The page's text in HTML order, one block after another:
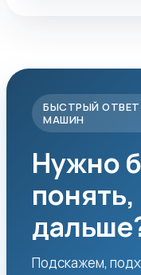
БЫСТРЫЙ
МАШИН
Нужно
Подскажем,